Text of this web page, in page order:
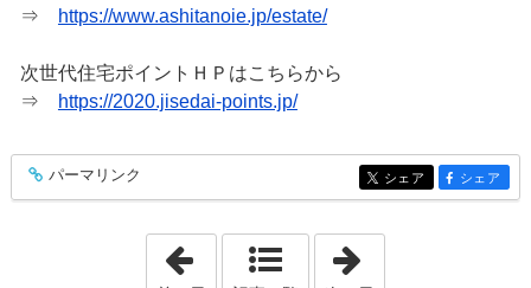
⇒
https://www.ashitanoie.jp/estate/
次世代住宅ポイントＨＰはこちらから
⇒
https://2020.jisedai-points.jp/
entry300
パーマリンク entry300
シェア entry300
シェア
「2020年6月 3日」